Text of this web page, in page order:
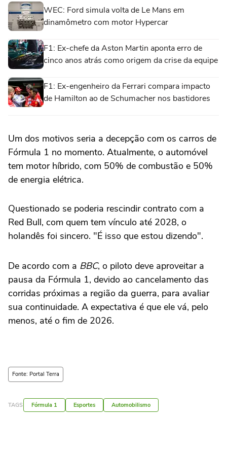
WEC: Ford simula volta de Le Mans em
dinamômetro com motor Hypercar
F1: Ex-chefe da Aston Martin aponta erro de
cinco anos atrás como origem da crise da equipe
F1: Ex-engenheiro da Ferrari compara impacto
de Hamilton ao de Schumacher nos bastidores
Um dos motivos seria a decepção com os carros de
Fórmula 1 no momento. Atualmente, o automóvel
tem motor híbrido, com 50% de combustão e 50%
de energia elétrica.
Questionado se poderia rescindir contrato com a
Red Bull, com quem tem vínculo até 2028, o
holandês foi sincero. "É isso que estou dizendo".
De acordo com a BBC, o piloto deve aproveitar a
pausa da Fórmula 1, devido ao cancelamento das
corridas próximas a região da guerra, para avaliar
sua continuidade. A expectativa é que ele vá, pelo
menos, até o fim de 2026.
Fonte: Portal Terra
TAGS Fórmula 1 Esportes Automobilismo